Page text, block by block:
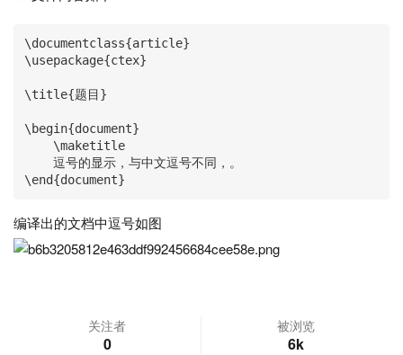
\documentclass{article}
\usepackage{ctex}
\title{题目}
\begin{document}
\end{document}
编译出的文档中逗号如图
关注者
0
被浏览
6k